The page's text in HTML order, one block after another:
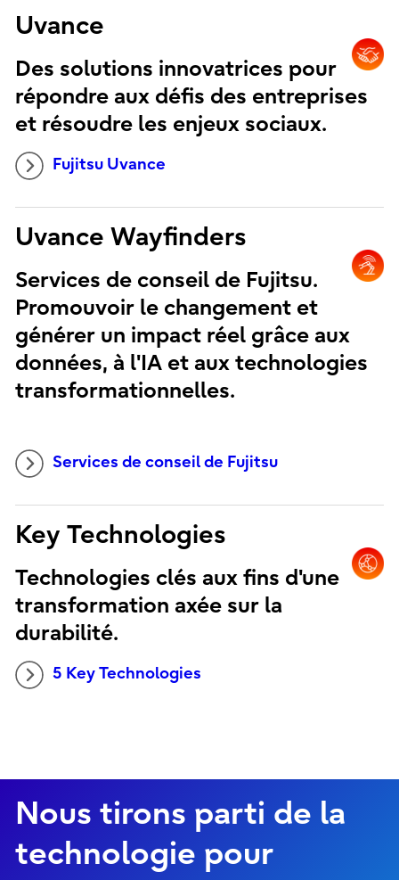
Uvance
Des solutions innovatrices pour
répondre aux défis des entreprises
et résoudre les enjeux sociaux.
Fujitsu Uvance
Uvance Wayfinders
Services de conseil de Fujitsu.
Promouvoir le changement et
générer un impact réel grâce aux
données, à l'IA et aux technologies
transformationnelles.
Services de conseil de Fujitsu
Key Technologies
Technologies clés aux fins d'une
transformation axée sur la
durabilité.
5 Key Technologies
Nous tirons parti de la
technologie pour